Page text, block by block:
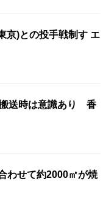
京)との投手戦制す エ
送時は意識あり 香
わせて約2000㎡が焼